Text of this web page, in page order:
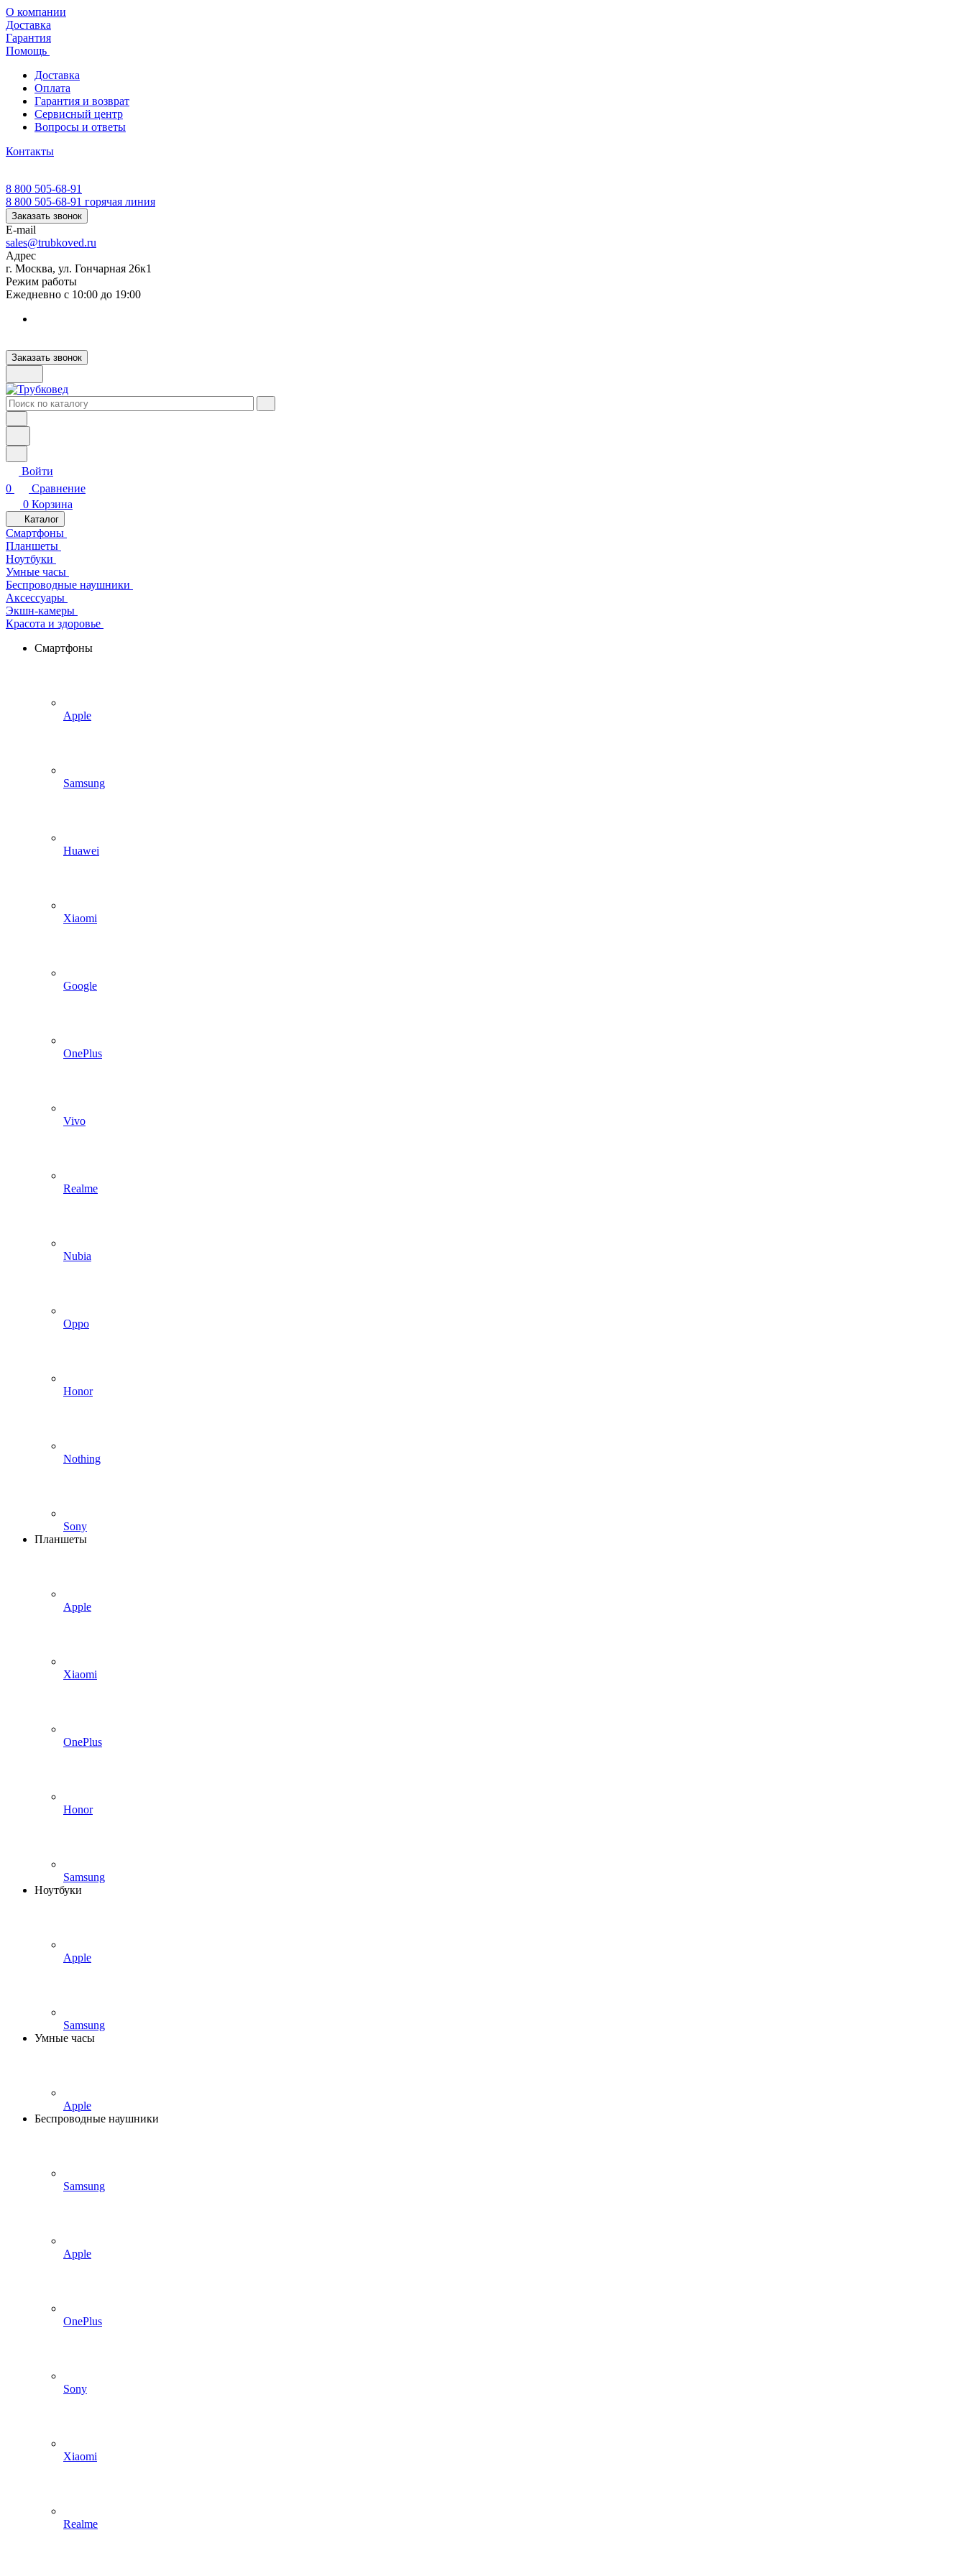
О компании
Доставка
Гарантия
Помощь
Доставка
Оплата
Гарантия и возврат
Сервисный центр
Вопросы и ответы
Контакты
8 800 505-68-91
8 800 505-68-91 горячая линия
Заказать звонок
E-mail
sales@trubkoved.ru
Адрес
г. Москва, ул. Гончарная 26к1
Режим работы
Ежедневно с 10:00 до 19:00
Заказать звонок
Войти
0
Сравнение
0 Корзина
Каталог
Смартфоны
Планшеты
Ноутбуки
Умные часы
Беспроводные наушники
Аксессуары
Экшн-камеры
Красота и здоровье
Смартфоны
Apple
Samsung
Huawei
Xiaomi
Google
OnePlus
Vivo
Realme
Nubia
Oppo
Honor
Nothing
Sony
Планшеты
Apple
Xiaomi
OnePlus
Honor
Samsung
Ноутбуки
Apple
Samsung
Умные часы
Apple
Беспроводные наушники
Samsung
Apple
OnePlus
Sony
Xiaomi
Realme